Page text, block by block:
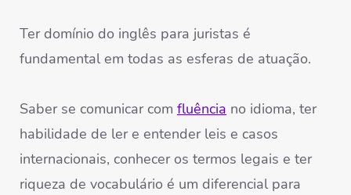
Ter domínio do inglês para juristas é
fundamental em todas as esferas de atuação.
Saber se comunicar com fluência no idioma, ter
habilidade de ler e entender leis e casos
internacionais, conhecer os termos legais e ter
riqueza de vocabulário é um diferencial para